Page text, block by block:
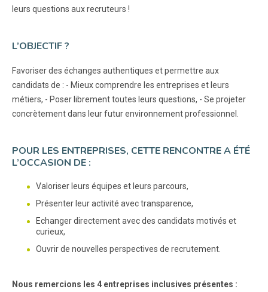
leurs questions aux recruteurs !
L’OBJECTIF ?
Favoriser des échanges authentiques et permettre aux
candidats de : - Mieux comprendre les entreprises et leurs
métiers, - Poser librement toutes leurs questions, - Se projeter
concrètement dans leur futur environnement professionnel.
POUR LES ENTREPRISES, CETTE RENCONTRE A ÉTÉ
L’OCCASION DE :
Valoriser leurs équipes et leurs parcours,
Présenter leur activité avec transparence,
Echanger directement avec des candidats motivés et
curieux,
Ouvrir de nouvelles perspectives de recrutement.
Nous remercions les 4 entreprises inclusives présentes :